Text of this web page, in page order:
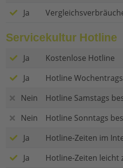
Ja
Servicekultur Hotline
Ja
Kostenlose Hotline
Ja
Hotline
Nein
Hotline Samstags
Nein
Hotline Sonntags
Ja
Hotline-Zeiten im
Ja
Hotline-Zeiten leicht